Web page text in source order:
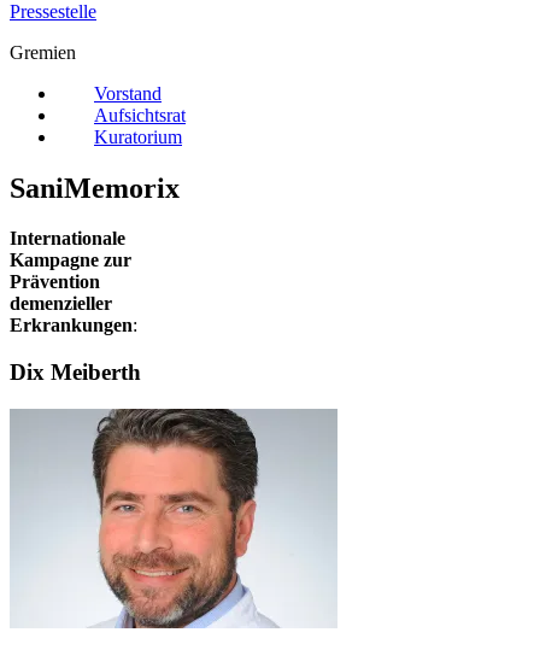
Pressestelle
Gremien
Vorstand
Aufsichtsrat
Kuratorium
SaniMemorix
Internationale
Kampagne zur
Prävention
demenzieller
Erkrankungen:
Dix Meiberth